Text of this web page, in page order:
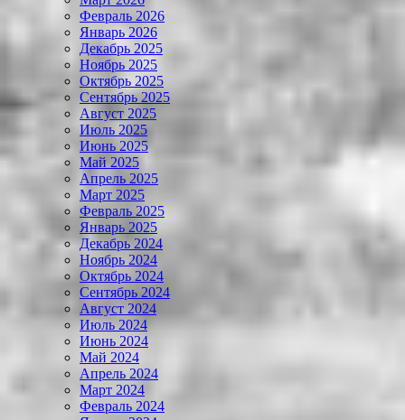
Февраль 2026
Январь 2026
Декабрь 2025
Ноябрь 2025
Октябрь 2025
Сентябрь 2025
Август 2025
Июль 2025
Июнь 2025
Май 2025
Апрель 2025
Март 2025
Февраль 2025
Январь 2025
Декабрь 2024
Ноябрь 2024
Октябрь 2024
Сентябрь 2024
Август 2024
Июль 2024
Июнь 2024
Май 2024
Апрель 2024
Март 2024
Февраль 2024